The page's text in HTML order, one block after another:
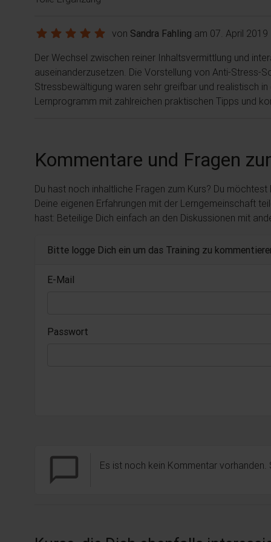
von Sandra Fahling am 07. April 2019
Der Wechsel zwischen reiner Inhaltsvermittlung und
auseinanderzusetzen. Die Vorstellung von Anti-Stress-
Stressbewältigung waren sehr greifbar und realistisch
Lernprogramm mit zahlreichen praktischen Tipps und
Kommentare und Fragen
Du hast noch inhaltliche Fragen zum Kurs? Du
Deine eigenen Erfahrungen mit der Lerngemeinschaft
hast: Beteilige Dich einfach an den Diskussionen mit
Bitte logge Dich ein um das Training zu
E-Mail
Passwort
chat_bubble_outline Es ist noch kein Kommentar